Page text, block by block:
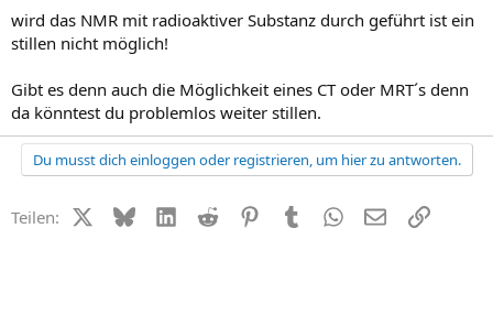
wird das NMR mit radioaktiver Substanz durch geführt ist ein
stillen nicht möglich!
Gibt es denn auch die Möglichkeit eines CT oder MRT´s denn
da könntest du problemlos weiter stillen.
Du musst dich einloggen oder registrieren, um hier zu antworten.
Teilen: X (Twitter)
BlueskyLinkedIn
Reddit PinterestTumblr WhatsApp
E-MailLink